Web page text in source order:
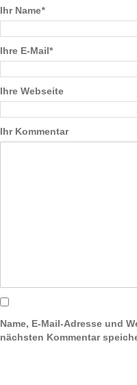
Ihr Name*
Ihre E-Mail*
Ihre Webseite
Ihr Kommentar
Name, E-Mail-Adresse und
nächsten Kommentar